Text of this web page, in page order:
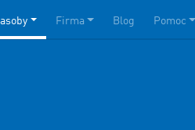
Firma Blog Pomoc